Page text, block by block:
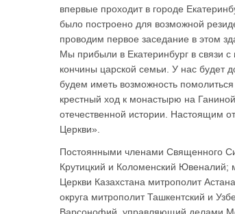
впервые проходит в городе
было построено для возможной
проводим первое заседание в этом
Мы прибыли в Екатеринбург в связи
кончины царской семьи. У нас будет
будем иметь возможность
крестный ход к монастырю на
отечественной истории. Настоящим
Церкви».
Постоянными членами Священного
Крутицкий и Коломенский
Церкви Казахстана митрополит
округа митрополит Ташкентский и